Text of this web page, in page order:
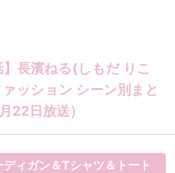
長濱ねる(しもだ りこ
ッション シーン別まと
22日放送）
ディガン＆Tシャツ＆トート